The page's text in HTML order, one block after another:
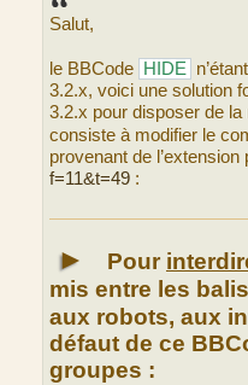
Salut,
le BBCode HIDE
3.2.x, voici une solution
3.2.x pour disposer de
consiste à modifier le
provenant de
f=11&t=49 :
► Pour
mis entre les
aux robots, aux
défaut de ce
groupes :